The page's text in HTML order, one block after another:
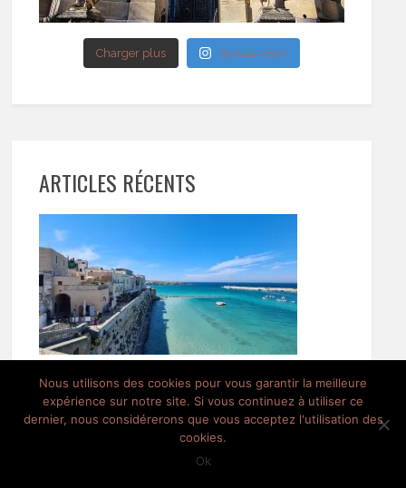
Charger plus Suivez-moi !
ARTICLES RÉCENTS
Nous utilisons des cookies pour vous garantir la meilleure
expérience sur notre site. Si vous continuez à utiliser ce
dernier, nous considérerons que vous acceptez l'utilisation des
cookies.
Ok